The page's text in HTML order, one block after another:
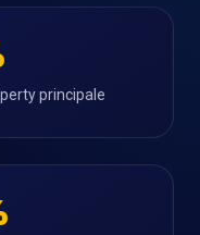
principale